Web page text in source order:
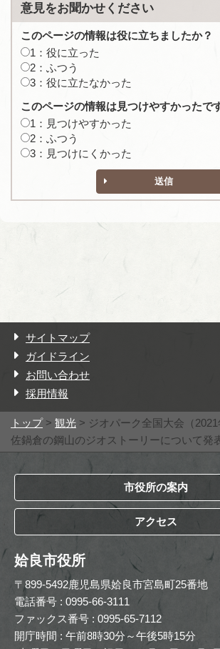
意見をお聞かせください
このページの情報は役に立ちましたか？
1：役に立った
2：ふつう
3：役に立たなかった
このページの情報は見つけやすかったで
1：見つけやすかった
2：ふつう
3：見つけにくかった
送信
サイトマップ
ガイドライン
お問い合わせ
採用情報
トップ> 観光 > ジオパーク全国大会（
佐鍋倉の鋼山のジオストーリーについて発
市役所の案内
アクセス
姶良市役所
〒899-5492鹿児島県姶良市宮島町25番地
電話番号 : 0995-66-3111
ファックス番号 : 0995-65-7112
開庁時間 : 午前8時30分～午後5時15分